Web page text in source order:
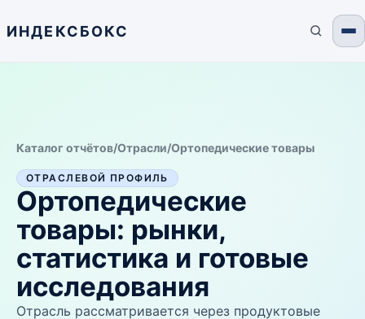
ИНДЕКСБОКС
Каталог отчётов/Отрасли/Ортопедические товары
ОТРАСЛЕВОЙ ПРОФИЛЬ
Ортопедические
товары: рынки,
статистика и готовые
исследования
Отрасль рассматривается через продуктовые